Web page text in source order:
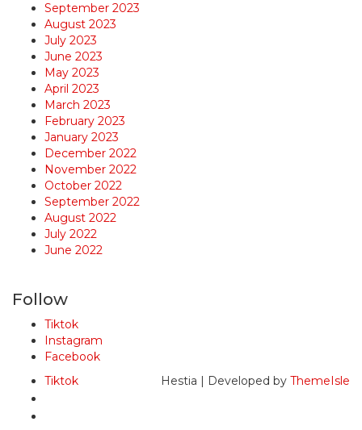
September 2023
August 2023
July 2023
June 2023
May 2023
April 2023
March 2023
February 2023
January 2023
December 2022
November 2022
October 2022
September 2022
August 2022
July 2022
June 2022
Follow
Tiktok
Instagram
Facebook
Tiktok
Hestia | Developed by ThemeIsle